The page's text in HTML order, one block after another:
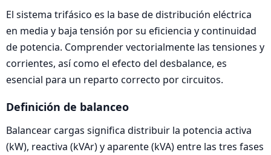
El sistema trifásico es la base de distribución eléctrica
en media y baja tensión por su eficiencia y continuidad
de potencia. Comprender vectorialmente las tensiones y
corrientes, así como el efecto del desbalance, es
esencial para un reparto correcto por circuitos.
Definición de balanceo
Balancear cargas significa distribuir la potencia activa
(kW), reactiva (kVAr) y aparente (kVA) entre las tres fases